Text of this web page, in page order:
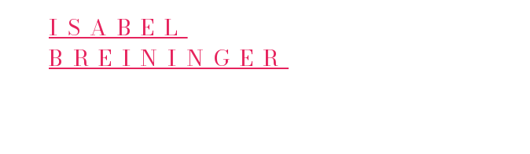
ISABEL
BREININGER